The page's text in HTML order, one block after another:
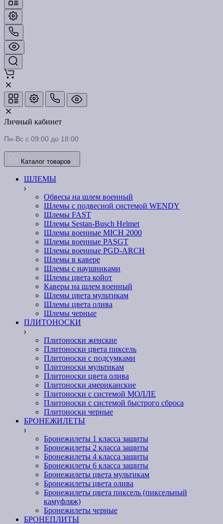
Личный кабинет
Пн-Вс с 09:00 до 18:00
Каталог товаров
ШЛЕМЫ
Обвесы на шлем военный
Шлемы c подвесной системой WENDY
Шлемы FAST
Шлемы Sestan-Busch Helmet
Шлемы военные MICH 2000
Шлемы военные PASGT
Шлемы военные PGD-ARCH
Шлемы в кавере
Шлемы с наушниками
Шлемы цвета койот
Каверы на шлем военный
Шлемы цвета мультикам
Шлемы цвета олива
Шлемы черные
ПЛИТОНОСКИ
Плитоноски женские
Плитоноски цвета пиксель
Плитоноски с подсумками
Плитоноски мультикам
Плитоноски цвета олива
Плитоноски американские
Плитоноски с системой МОЛЛЕ
Плитоноски с системой быстрого сброса
Плитоноски черные
БРОНЕЖИЛЕТЫ
Бронежилеты 1 класса защиты
Бронежилеты 2 класса защиты
Бронежилеты 4 класса защиты
Бронежилеты 6 класса защиты
Бронежилеты цвета мультикам
Бронежилеты цвета олива
Бронежилеты цвета пиксель (пиксельный
камуфляж)
Бронежилеты черные
БРОНЕПЛИТЫ